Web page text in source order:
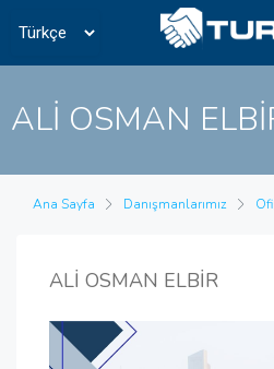
ALİ OSMAN
Ana Sayfa Danışmanlarımız
ALİ OSMAN ELBİR